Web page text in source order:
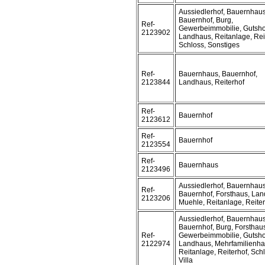
Ref-
2123902
Aussiedlerhof,
Bauernhof, Burg,
Gewerbeimmobilie,
Landhaus, Reitanlage,
Schloss, Sonstiges
Ref-
2123844
Bauernhaus, Bauernhof,
Landhaus, Reiterhof
Ref-
2123612
Bauernhof
Ref-
2123554
Bauernhof
Ref-
2123496
Bauernhaus
Ref-
2123206
Aussiedlerhof,
Bauernhof, Forsthaus,
Muehle, Reitanlage,
Ref-
2122974
Aussiedlerhof,
Bauernhof, Burg,
Gewerbeimmobilie,
Landhaus,
Reitanlage, Reiterhof,
Villa